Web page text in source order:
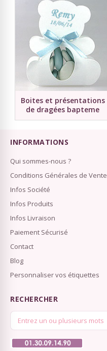
Boites et présentations
de dragées bapteme
INFORMATIONS
Qui sommes-nous ?
Conditions Générales de Vente
Infos Société
Infos Produits
Infos Livraison
Paiement Sécurisé
Contact
Blog
Personnaliser vos étiquettes
RECHERCHER